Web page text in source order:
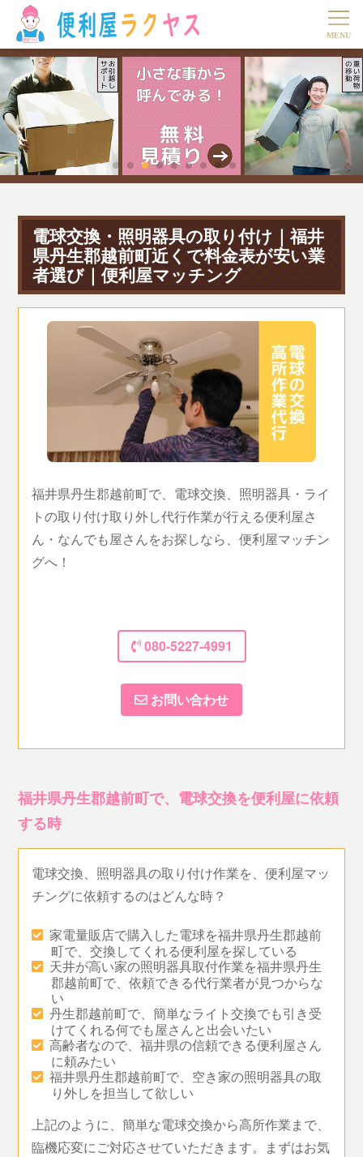
電球交換・照明器具の取り付け｜福井
県丹生郡越前町近くで料金表が安い業
者選び｜便利屋マッチング
福井県丹生郡越前町で、電球交換、照明器具・ライ
トの取り付け取り外し代行作業が行える便利屋さ
ん・なんでも屋さんをお探しなら、便利屋マッチン
グへ！
080-5227-4991
お問い合わせ
福井県丹生郡越前町で、電球交換を便利屋に依頼
する時
電球交換、照明器具の取り付け作業を、便利屋マッ
チングに依頼するのはどんな時？
家電量販店で購入した電球を福井県丹生郡越前
町で、交換してくれる便利屋を探している
天井が高い家の照明器具取付作業を福井県丹生
郡越前町で、依頼できる代行業者が見つからな
い
丹生郡越前町で、簡単なライト交換でも引き受
けてくれる何でも屋さんと出会いたい
高齢者なので、福井県の信頼できる便利屋さん
に頼みたい
福井県丹生郡越前町で、空き家の照明器具の取
り外しを担当して欲しい
上記のように、簡単な電球交換から高所作業まで、
臨機応変にご対応させていただきます。まずはお気